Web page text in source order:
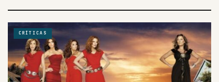
CRÍTICAS